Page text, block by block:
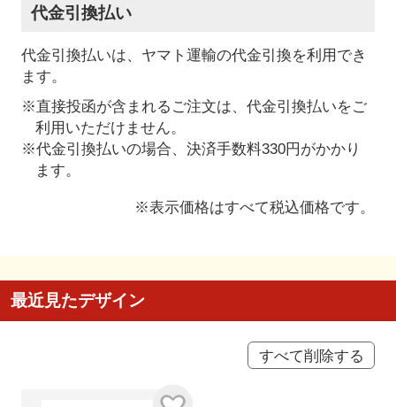
代金引換払い
代金引換払いは、ヤマト運輸の代金引換を利用でき
ます。
※直接投函が含まれるご注文は、代金引換払いをご
利用いただけません。
※代金引換払いの場合、決済手数料330円がかかり
ます。
※表示価格はすべて税込価格です。
最近見たデザイン
すべて削除する